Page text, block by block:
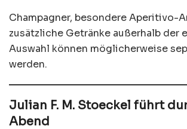
Champagner, besondere Aperitivo-
zusätzliche Getränke außerhalb der
Auswahl können möglicherweise
werden.
Julian F. M. Stoeckel führt
Abend